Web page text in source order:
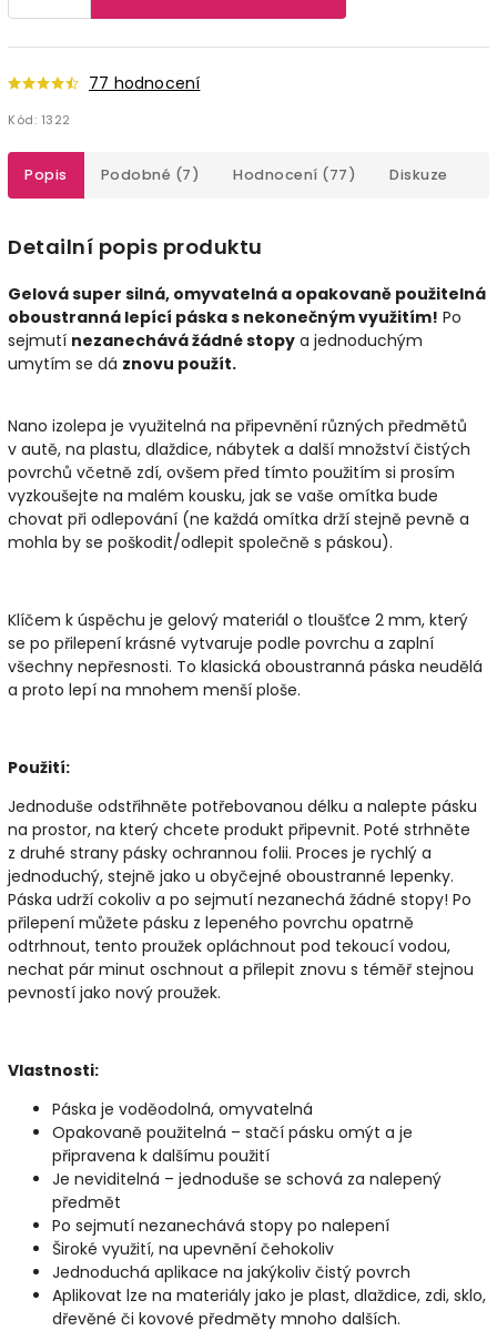
77 hodnocení
Kód: 1322
Popis Podobné (7) Hodnocení (77) Diskuze
Detailní popis produktu
Gelová super silná, omyvatelná a opakovaně použitelná
oboustranná lepící páska s nekonečným využitím! Po
sejmutí nezanechává žádné stopy a jednoduchým
umytím se dá znovu použít.
Nano izolepa je využitelná na připevnění různých předmětů
v autě, na plastu, dlaždice, nábytek a další množství čistých
povrchů včetně zdí, ovšem před tímto použitím si prosím
vyzkoušejte na malém kousku, jak se vaše omítka bude
chovat při odlepování (ne každá omítka drží stejně pevně a
mohla by se poškodit/odlepit společně s páskou).
Klíčem k úspěchu je gelový materiál o tloušťce 2 mm, který
se po přilepení krásné vytvaruje podle povrchu a zaplní
všechny nepřesnosti. To klasická oboustranná páska neudělá
a proto lepí na mnohem menší ploše.
Použití:
Jednoduše odstřihněte potřebovanou délku a nalepte pásku
na prostor, na který chcete produkt připevnit. Poté strhněte
z druhé strany pásky ochrannou folii. Proces je rychlý a
jednoduchý, stejně jako u obyčejné oboustranné lepenky.
Páska udrží cokoliv a po sejmutí nezanechá žádné stopy! Po
přilepení můžete pásku z lepeného povrchu opatrně
odtrhnout, tento proužek opláchnout pod tekoucí vodou,
nechat pár minut oschnout a přilepit znovu s téměř stejnou
pevností jako nový proužek.
Vlastnosti:
Páska je voděodolná, omyvatelná
Opakovaně použitelná – stačí pásku omýt a je
připravena k dalšímu použití
Je neviditelná – jednoduše se schová za nalepený
předmět
Po sejmutí nezanechává stopy po nalepení
Široké využití, na upevnění čehokoliv
Jednoduchá aplikace na jakýkoliv čistý povrch
Aplikovat lze na materiály jako je plast, dlaždice, zdi, sklo,
dřevěné či kovové předměty mnoho dalších.